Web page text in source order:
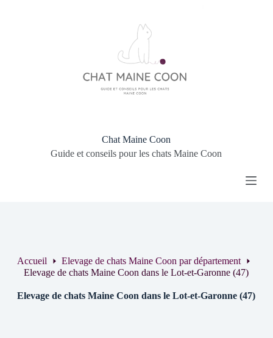
Chat Maine Coon
Guide et conseils pour les chats Maine Coon
Accueil
Elevage de chats Maine Coon par département
Elevage de chats Maine Coon dans le Lot-et-Garonne (47)
Elevage de chats Maine Coon dans le Lot-et-Garonne (47)